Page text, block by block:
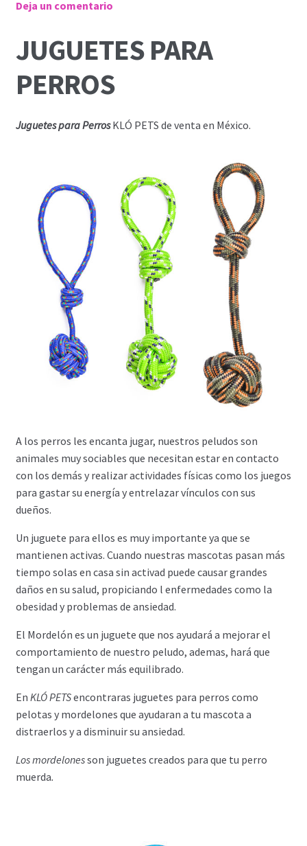
Deja un comentario
JUGUETES PARA
PERROS
Juguetes para PerrosKLÓ PETS de venta en México.
A los perros les encanta jugar, nuestros peludos son
animales muy sociables que necesitan estar en contacto
con los demás y realizar actividades físicas como los juegos
para gastar su energía y entrelazar vínculos con sus
dueños.
Un juguete para ellos es muy importante ya que se
mantienen activas. Cuando nuestras mascotas pasan más
tiempo solas en casa sin activad puede causar grandes
daños en su salud, propiciando l enfermedades como la
obesidad y problemas de ansiedad.
El Mordelón es un juguete que nos ayudará a mejorar el
comportamiento de nuestro peludo, ademas, hará que
tengan un carácter más equilibrado.
En KLÓ PETSencontraras juguetes para perros como
pelotas y mordelones que ayudaran a tu mascota a
distraerlos y a disminuir su ansiedad.
Los mordelonesson juguetes creados para que tu perro
muerda.